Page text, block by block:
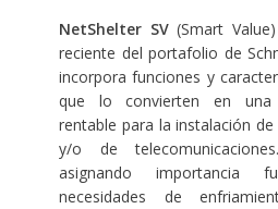
NetShelter SV(Smart
reciente del portafolio de
incorpora funciones y
que lo convierten en una
rentable para la instalación
y/o de
asignando importancia
necesidades de